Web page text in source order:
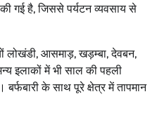
गई है, जिससे पर्यटन व्यवसाय से
लोखंडी, आसमाड़, खड़म्बा, देवबन,
इलाकों में भी साल की पहली
बर्फबारी के साथ पूरे क्षेत्र में तापमान